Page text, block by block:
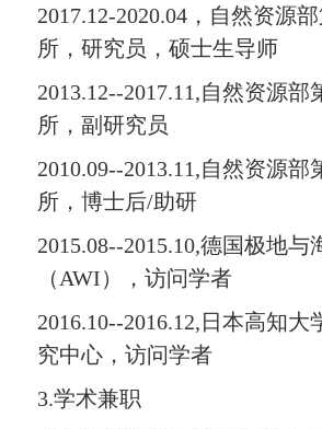
2017.12-2020.04，自然资源
所，研究员，硕士生导师
2013.12--2017.11,自然资源部
所，副研究员
2010.09--2013.11,自然资源部
所，博士后/助研
2015.08--2015.10,德国极地与
（AWI），访问学者
2016.10--2016.12,日本高知
究中心，访问学者
3.学术兼职